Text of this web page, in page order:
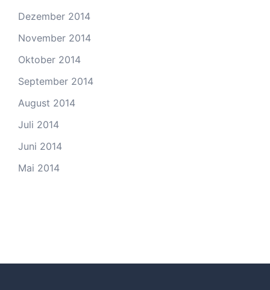
Dezember 2014
November 2014
Oktober 2014
September 2014
August 2014
Juli 2014
Juni 2014
Mai 2014